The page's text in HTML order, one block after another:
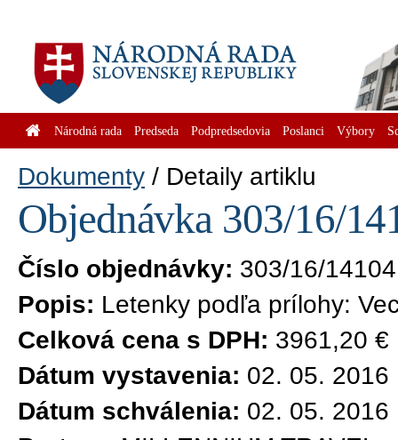
Národná rada Predseda Podpredsedovia Poslanci Výbory
Dokumenty Detaily artiklu
Objednávka 303/16/
Číslo objednávky: 303/16/14104
Popis: Letenky podľa prílohy:
Celková cena s DPH: 3961,20 €
Dátum vystavenia: 02. 05. 2016
Dátum schválenia: 02. 05. 2016